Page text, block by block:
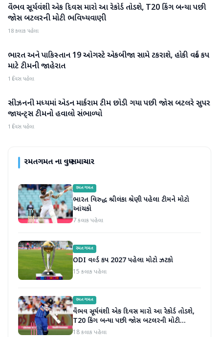
રમતગમત
વૈભવ સૂર્યવંશી એક દિવસ મારો આ રેકોર્ડ તોડશે, T20 કિંગ બન્યા પછી
જોસ બટલરની મોટી ભવિષ્યવાણી
18 કલાક પહેલા
રમતગમત
ભારત અને પાકિસ્તાન 19 ઓગસ્ટે એકબીજા સામે ટકરાશે, હોકી વર્લ્ડ કપ
માટે ટીમની જાહેરાત
1 દિવસ પહેલા
રમતગમત
સીઝનની મધ્યમાં એડન માર્કરામ ટીમ છોડી ગયા પછી જોસ બટલરે સુપર
જાયન્ટ્સ ટીમનો હવાલો સંભાળ્યો
1 દિવસ પહેલા
રમતગમતના વધુ સમાચાર
રમતગમત
ભારત વિરુદ્ધ શ્રીલંકા શ્રેણી પહેલા ટીમને મોટો
આંચકો
7 કલાક પહેલા
રમતગમત
ODI વર્લ્ડ કપ 2027 પહેલા મોટો ઝટકો
15 કલાક પહેલા
રમતગમત
વૈભવ સૂર્યવંશી એક દિવસ મારો આ રેકોર્ડ તોડશે,
T20 કિંગ બન્યા પછી જોસ બટલરની મોટી
ભવિષ્યવાણી
18 કલાક પહેલા